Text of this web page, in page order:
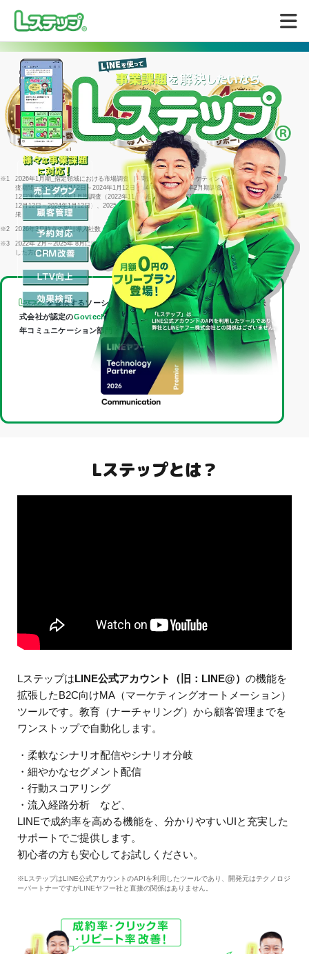
を提供するソーシャルデータバンク株式会社は、
LINEヤフー株
式会社が認定のGovtech Partnerであり、Technology Partner（2026
年コミュニケーション部門・最上位「Premier」）に認定されました。
※1
2026年1月期_指定領域における市場調査 ｜ 調査機関：日本マーケティングリサーチ機構 ｜ 調
査期間：2023年12月12日～2024年1月12日 ｜ 4年連続＝2022年2月期調査（同年1月25日～2月
12日実施）、2023年1月期調査（2022年11月29日～1月16日実施）、2024年1月期調査（2023年
12月12日～2024年1月12日）、2025年1月期調査（2024年12月23日～2025年1月15日）に続く結
果
※2 2026年3月時点の累計導入社数
※3
2022年 2月～2025年 8月に回答した個別相談サポートアンケート1316件のうち「満足」と回答
した方の割合
Lステップとは？
LステップはLINE公式アカウント（旧：LINE@） の機能を
拡張したB2C向けMA（マーケティングオートメーション）
ツールです。教育（ナーチャリング）から顧客管理までを
ワンストップで自動化します。
・柔軟なシナリオ配信やシナリオ分岐
・細やかなセグメント配信
・行動スコアリング
・流入経路分析 など、
LINEで成約率を高める機能を、分かりやすいUIと充実した
サポートでご提供します。
初心者の方も安心してお試しください。
※LステップはLINE公式アカウントのAPIを利用したツールであり、開発元はテクノロジ
ーパートナーですがLINEヤフー社と直接の関係はありません。